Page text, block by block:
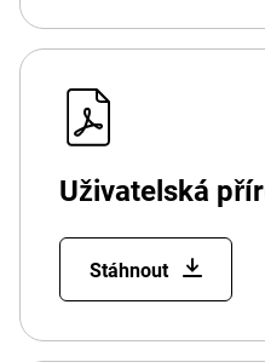
Uživatelská
Stáhnout